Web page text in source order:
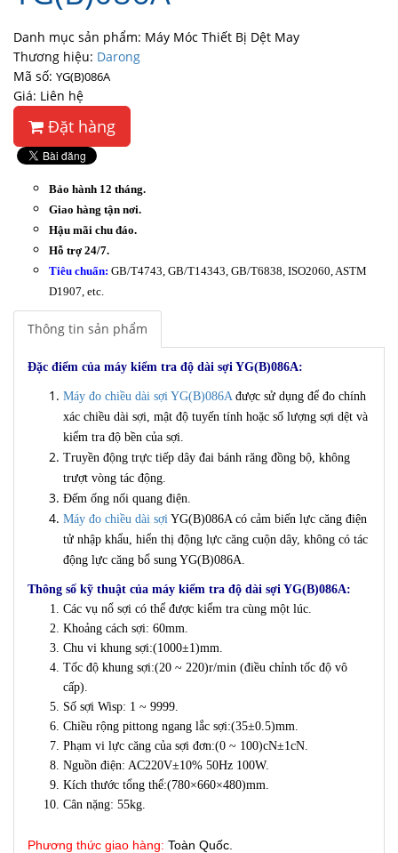
Danh mục sản phẩm: Máy Móc Thiết Bị Dệt May
Thương hiệu: Darong
Mã số: YG(B)086A
Giá: Liên hệ
Đặt hàng
Bảo hành 12 tháng.
Giao hàng tận nơi.
Hậu mãi chu đáo.
Hỗ trợ 24/7.
Tiêu chuẩn: GB/T4743, GB/T14343, GB/T6838, ISO2060, ASTM
D1907, etc.
Thông tin sản phẩm
Đặc điểm của máy kiểm tra độ dài sợi YG(B)086A:
Máy đo chiều dài sợi YG(B)086Ađược sử dụng để đo chính
xác chiều dài sợi, mật độ tuyến tính hoặc số lượng sợi dệt và
kiểm tra độ bền của sợi.
Truyền động trực tiếp dây đai bánh răng đồng bộ, không
trượt vòng tác động.
Đếm ống nối quang điện.
Máy đo chiều dài sợi YG(B)086A có cảm biến lực căng điện
tử nhập khẩu, hiển thị động lực căng cuộn dây, không có tác
động lực căng bổ sung YG(B)086A.
Thông số kỹ thuật của máy kiểm tra độ dài sợi YG(B)086A:
Các vụ nổ sợi có thể được kiểm tra cùng một lúc.
Khoảng cách sợi: 60mm.
Chu vi khung sợi:(1000±1)mm.
Tốc độ khung sợi:(20 ~ 220)r/min (điều chỉnh tốc độ vô
cấp).
Số sợi Wisp: 1 ~ 9999.
Chiều rộng pittong ngang lắc sợi:(35±0.5)mm.
Phạm vi lực căng của sợi đơn:(0 ~ 100)cN±1cN.
Nguồn điện: AC220V±10% 50Hz 100W.
Kích thước tổng thể:(780×660×480)mm.
Cân nặng: 55kg.
Phương thức giao hàng: Toàn Quốc.